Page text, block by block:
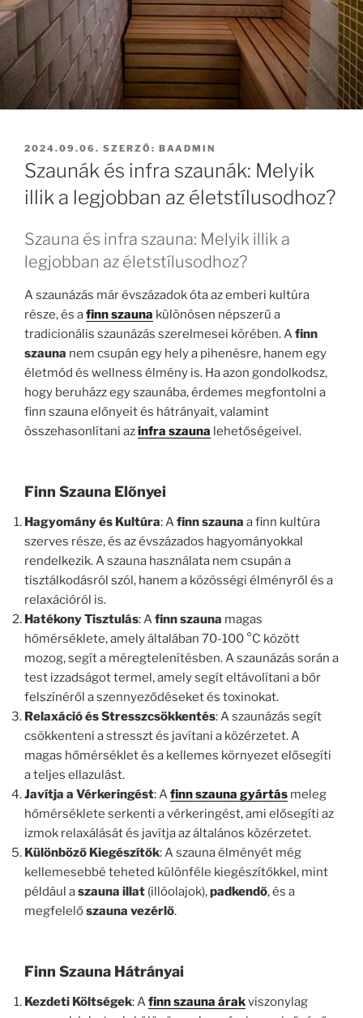
BEKÜLDVE:
2024.09.06. SZERZŐ: BAADMIN
Szaunák és infra szaunák: Melyik
illik a legjobban az életstílusodhoz?
Szauna és infra szauna: Melyik illik a
legjobban az életstílusodhoz?
A szaunázás már évszázadok óta az emberi kultúra
része, és afinn szauna különösen népszerű a
tradicionális szaunázás szerelmesei körében. Afinn
szauna nem csupán egy hely a pihenésre, hanem egy
életmód és wellness élmény is. Ha azon gondolkodsz,
hogy beruházz egy szaunába, érdemes megfontolni a
finn szauna előnyeit és hátrányait, valamint
összehasonlítani azinfra szauna lehetőségeivel.
Finn Szauna Előnyei
Hagyomány és Kultúra: Afinn szauna a finn kultúra
szerves része, és az évszázados hagyományokkal
rendelkezik. A szauna használata nem csupán a
tisztálkodásról szól, hanem a közösségi élményről és a
relaxációról is.
Hatékony Tisztulás: Afinn szauna magas
hőmérséklete, amely általában 70-100 °C között
mozog, segít a méregtelenítésben. A szaunázás során a
test izzadságot termel, amely segít eltávolítani a bőr
felszínéről a szennyeződéseket és toxinokat.
Relaxáció és Stresszcsökkentés: A szaunázás segít
csökkenteni a stresszt és javítani a közérzetet. A
magas hőmérséklet és a kellemes környezet elősegíti
a teljes ellazulást.
Javítja a Vérkeringést: Afinn szauna gyártás meleg
hőmérséklete serkenti a vérkeringést, ami elősegíti az
izmok relaxálását és javítja az általános közérzetet.
Különböző Kiegészítők: A szauna élményét még
kellemesebbé teheted különféle kiegészítőkkel, mint
például aszauna illat (illóolajok),padkendő, és a
megfelelőszauna vezérlő.
Finn Szauna Hátrányai
Kezdeti Költségek: Afinn szauna árakviszonylag